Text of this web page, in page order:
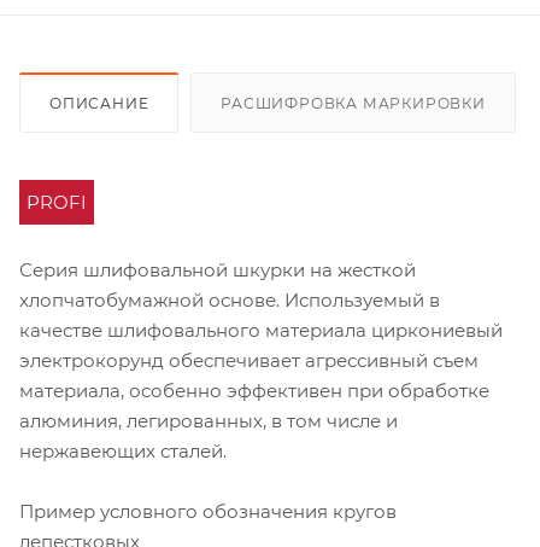
ОПИСАНИЕ РАСШИФРОВКА МАРКИРОВКИ
PROFI
Серия шлифовальной шкурки на жесткой
хлопчатобумажной основе. Используемый в
качестве шлифовального материала циркониевый
электрокорунд обеспечивает агрессивный съем
материала, особенно эффективен при обработке
алюминия, легированных, в том числе и
нержавеющих сталей.
Пример условного обозначения кругов
лепестковых